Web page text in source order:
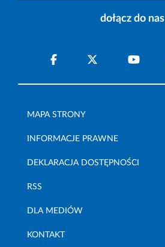
dołącz do nas
MAPA STRONY
INFORMACJE PRAWNE
DEKLARACJA DOSTĘPNOŚCI
RSS
DLA MEDIÓW
KONTAKT